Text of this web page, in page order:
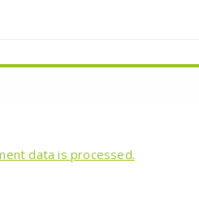
data is processed.